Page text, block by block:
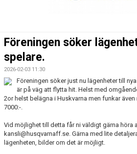
FÖRENINGSKALENDER
DOKUMENT
SPONSORER
Föreningen söker
spelare.
2026-02-03 11:30
Föreningen söker just nu lägenheter till
är på väg att flytta hit. Helst med
2or helst belägna i Huskvarna men funkar
7000:-.
Vid möjlighet till detta får ni väldigt gärna höra
kansli@husqvarnaff.se. Gärna med lite
lägenheten, bilder om det är möjligt.